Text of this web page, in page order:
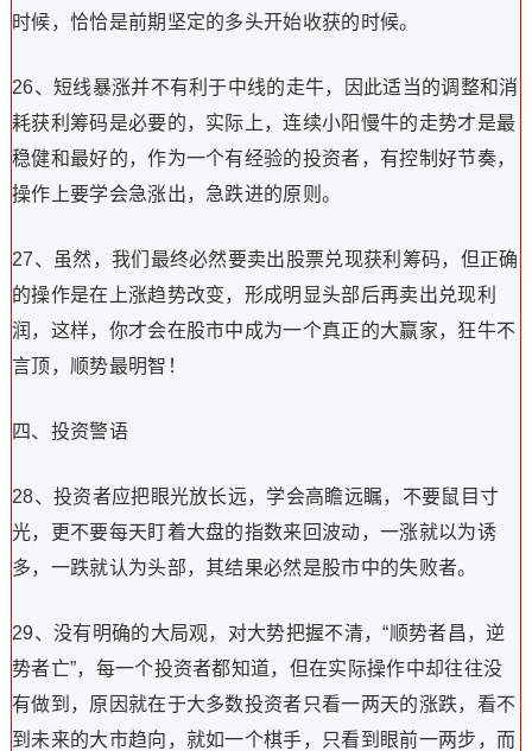
时候，恰恰是前期坚定的多头开始收获的时候。
26、短线暴涨并不有利于中线的走牛，因此适当的调整和消
耗获利筹码是必要的，实际上，连续小阳慢牛的走势才是最
稳健和最好的，作为一个有经验的投资者，有控制好节奏，
操作上要学会急涨出，急跌进的原则。
27、虽然，我们最终必然要卖出股票兑现获利筹码，但正确
的操作是在上涨趋势改变，形成明显头部后再卖出兑现利
润，这样，你才会在股市中成为一个真正的大赢家，狂牛不
言顶，顺势最明智！
四、投资警语
28、投资者应把眼光放长远，学会高瞻远瞩，不要鼠目寸
光，更不要每天盯着大盘的指数来回波动，一涨就以为诱
多，一跌就认为头部，其结果必然是股市中的失败者。
29、没有明确的大局观，对大势把握不清，“顺势者昌，逆
势者亡”，每一个投资者都知道，但在实际操作中却往往没
有做到，原因就在于大多数投资者只看一两天的涨跌，看不
到未来的大市趋向，就如一个棋手，只看到眼前一两步，而